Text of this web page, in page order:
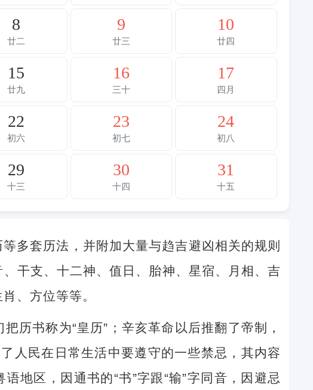
8
廿二
9
廿三
10
廿四
15
廿九
16
三十
17
四月
22
初六
23
初七
24
初八
29
十三
30
十四
31
十五
多套历法，并附加大量与趋吉避凶相关的规则
干支、十二神、值日、胎神、星宿、月相、吉
、方位等等。
历书称为“皇历”；辛亥革命以后推翻了帝制，
人民在日常生活中要遵守的一些禁忌，其内容
地区，因通书的“书”字跟“输”字同音，因避忌